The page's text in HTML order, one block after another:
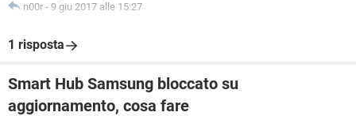
n00r - 9 giu 2017 alle 15:27
1 risposta
Smart Hub Samsung bloccato su
aggiornamento, cosa fare